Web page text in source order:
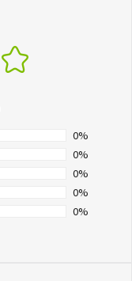
0%
0%
0%
0%
0%